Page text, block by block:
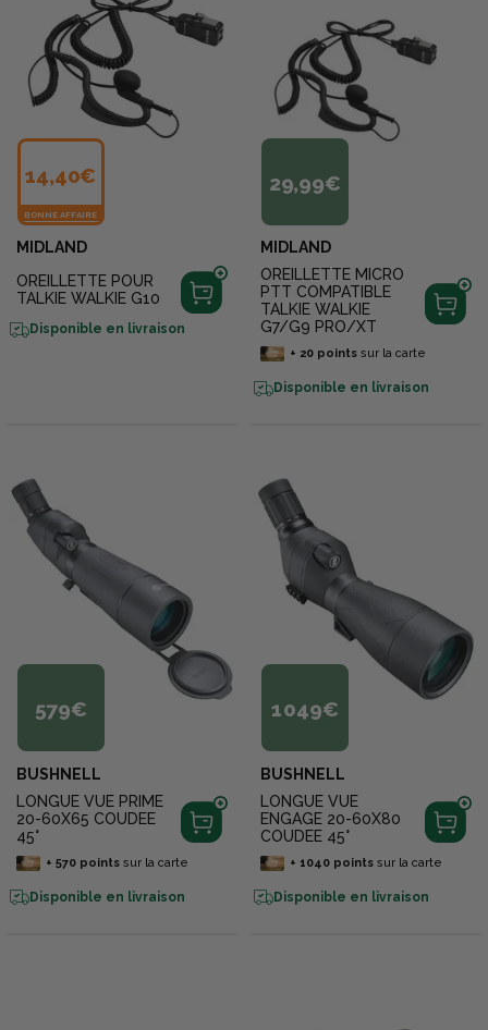
14,40€
BONNE AFFAIRE
MIDLAND
OREILLETTE POUR
TALKIE WALKIE G10
Disponible en livraison
29,99€
MIDLAND
OREILLETTE MICRO
PTT COMPATIBLE
TALKIE WALKIE
G7/G9 PRO/XT
+ 20pointssur la carte
Disponible en livraison
579€
BUSHNELL
LONGUE VUE PRIME
20-60X65 COUDEE
45°
+ 570pointssur la carte
Disponible en livraison
1 049€
BUSHNELL
LONGUE VUE
ENGAGE 20-60X80
COUDEE 45°
+ 1040pointssur la carte
Disponible en livraison